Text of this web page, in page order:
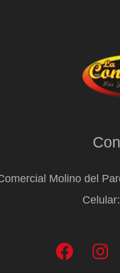
Molino del